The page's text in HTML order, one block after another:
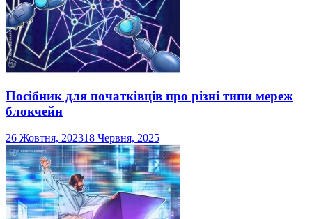
Посібник для початківців про різні типи мереж
блокчейн
26 Жовтня, 202318 Червня, 2025